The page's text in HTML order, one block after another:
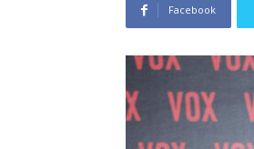
Facebook